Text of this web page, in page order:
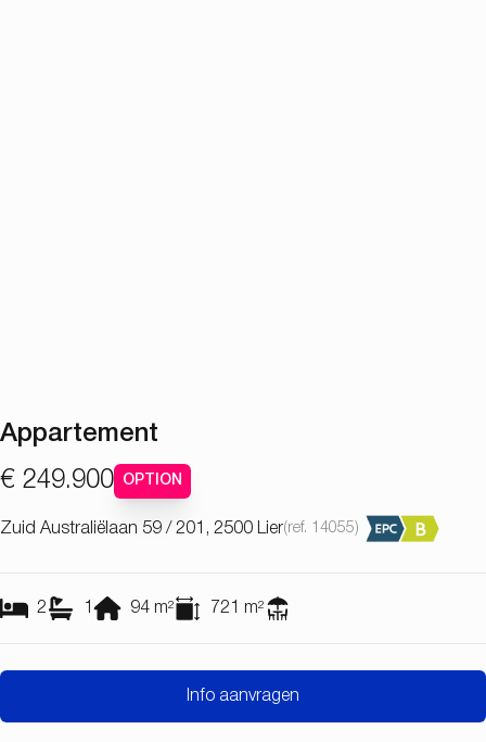
Appartement
€ 249.900
OPTION
Zuid Australiëlaan 59 / 201, 2500 Lier(ref. 14055)
2 94 m² 721 m²
Info aanvragen